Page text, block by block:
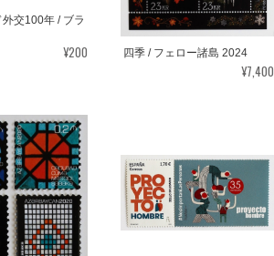
交100年 / ブラ
¥200 四季 / フェロー諸島 2024
¥7,400